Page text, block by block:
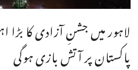
لاہور میں جشنِ آزادی کا بڑا
پاکستان پر آتش بازی ہوگی